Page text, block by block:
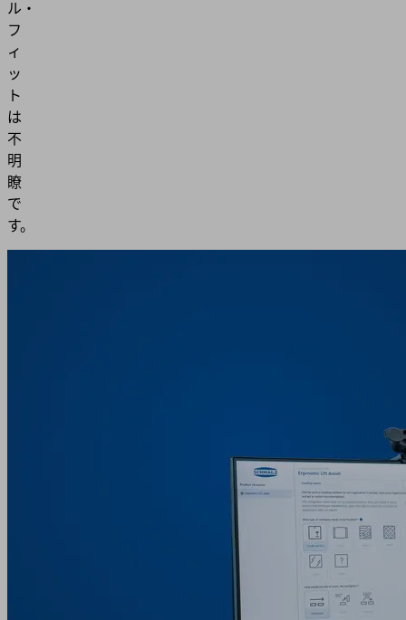
ル・
フ
ィ
ッ
ト
は
不
明
瞭
で
す。